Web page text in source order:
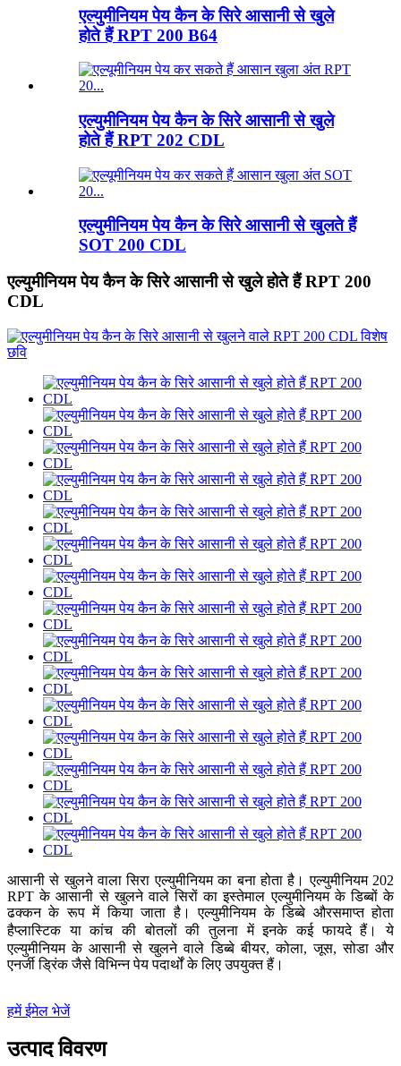
एल्युमीनियम पेय कैन के सिरे आसानी से खुले
होते हैं RPT 200 B64
एल्युमीनियम पेय कैन के सिरे आसानी से खुले
होते हैं RPT 202 CDL
एल्युमीनियम पेय कैन के सिरे आसानी से खुलते हैं
SOT 200 CDL
एल्युमीनियम पेय कैन के सिरे आसानी से खुले होते हैं RPT 200
CDL
आसानी से खुलने वाला सिरा एल्युमीनियम का बना होता है। एल्युमीनियम 202
RPT के आसानी से खुलने वाले सिरों का इस्तेमाल एल्युमीनियम के डिब्बों के
ढक्कन के रूप में किया जाता है। एल्युमीनियम के डिब्बे औरसमाप्त होता
हैप्लास्टिक या कांच की बोतलों की तुलना में इनके कई फायदे हैं। ये
एल्युमीनियम के आसानी से खुलने वाले डिब्बे बीयर, कोला, जूस, सोडा और
एनर्जी ड्रिंक जैसे विभिन्न पेय पदार्थों के लिए उपयुक्त हैं।
हमें ईमेल भेजें
उत्पाद विवरण